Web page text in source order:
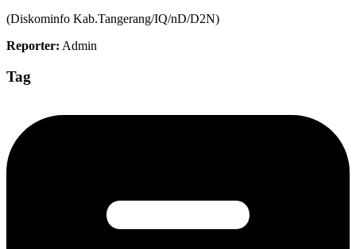
(Diskominfo Kab.Tangerang/IQ/nD/D2N)
Reporter: Admin
Tag